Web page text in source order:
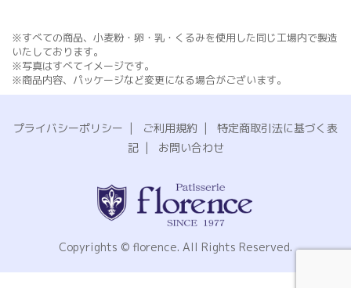
※すべての商品、小麦粉・卵・乳・くるみを使用した同じ工場内で製造
いたしております。
※写真はすべてイメージです。
※商品内容、パッケージなど変更になる場合がございます。
プライバシーポリシー | ご利用規約 | 特定商取引法に基づく表
記| お問い合わせ
Copyrights © florence. All Rights Reserved.